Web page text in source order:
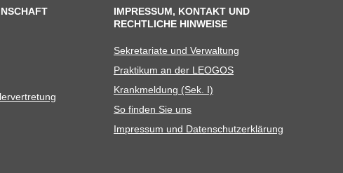
IMPRESSUM, KONTAKT UND
RECHTLICHE HINWEISE
Sekre­ta­riate und Verwaltung
Prak­ti­kum an der LEOGOS
Krank­mel­dung (Sek. I)
So fin­den Sie uns
Impres­sum und Datenschutzerklärung